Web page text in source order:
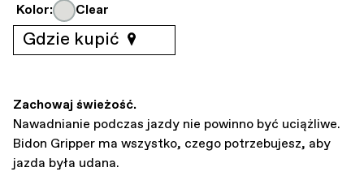
Kolor: Clear
Gdzie kupić
Zachowaj świeżość.
Nawadnianie podczas jazdy nie powinno być uciążliwe.
Bidon Gripper ma wszystko, czego potrzebujesz, aby
jazda była udana.